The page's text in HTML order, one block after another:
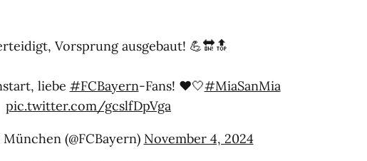
Vorsprung ausgebaut! 💪🔛🔝
liebe #FCBayern-Fans! ❤️🤍#MiaSanMia
pic.twitter.com/gcslfDpVga
(@FCBayern) November 4, 2024